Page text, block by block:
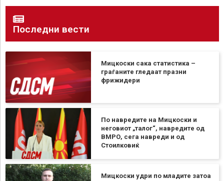
Последни вести
Мицкоски сака статистика –
граѓаните гледаат празни
фрижидери
По навредите на Мицкоски и
неговиот „талог“, навредите од
ВМРО, сега навреди и од
Стоилковиќ
Мицкоски удри по младите затоа